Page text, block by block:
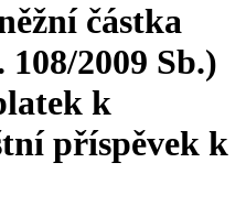
částka
2009 Sb.)
k
příspěvek k